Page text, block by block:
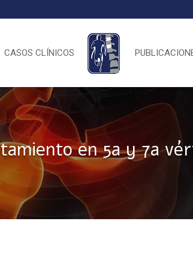
CASOS CLÍNICOS
en 5a y 7a